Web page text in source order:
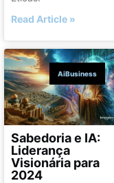
Read Article »
AiBusiness
Sabedoria e IA:
Liderança
Visionária para
2024